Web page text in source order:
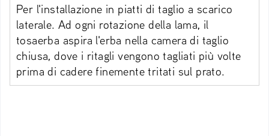
Per l'installazione in piatti di taglio a scarico
laterale. Ad ogni rotazione della lama, il
tosaerba aspira l'erba nella camera di taglio
chiusa, dove i ritagli vengono tagliati più volte
prima di cadere finemente tritati sul prato.